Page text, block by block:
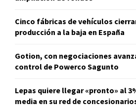
Cinco fábricas de vehículos
producción a la baja en España
Gotion, con negociaciones
control de Powerco Sagunto
Lepas quiere llegar «pronto» al
media en su red de